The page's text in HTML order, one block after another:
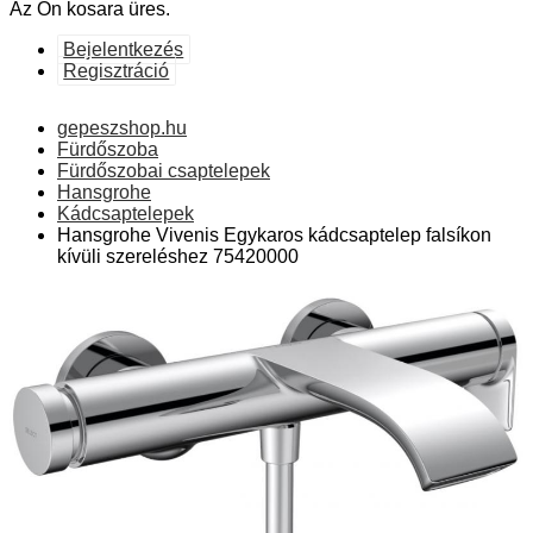
Az Ön kosara üres.
Bejelentkezés
Regisztráció
gepeszshop.hu
Fürdőszoba
Fürdőszobai csaptelepek
Hansgrohe
Kádcsaptelepek
Hansgrohe Vivenis Egykaros kádcsaptelep falsíkon
kívüli szereléshez 75420000